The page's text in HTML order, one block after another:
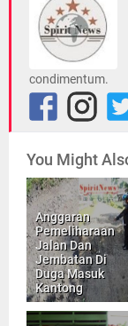
condimentum.
You Might
Anggaran
Pemeliharaan
Jalan Dan
Jembatan Di
Duga Masuk
Kantong